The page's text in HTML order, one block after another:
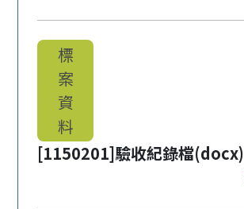
標
案
資
料
[1150201]驗收紀錄檔(docx)